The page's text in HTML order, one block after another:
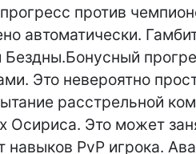
против
автоматически.
Это невероятно
расстрельной
Осириса. Это может
навыков PvP игрока.